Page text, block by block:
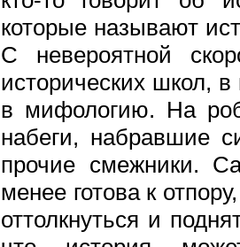
которые называют
С невероятной
исторических школ,
в мифологию. На
набеги, набравшие
прочие смежники.
менее готова к
оттолкнуться и